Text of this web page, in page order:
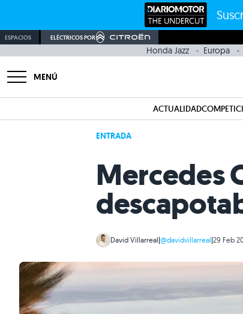
ESPACIOS ELÉCTRICOS POR
Honda Jazz Europa
MENÚ
ACTUALIDAD
ENTRADA
Mercedes
David Villarreal|@davidvillarreal|29 Feb